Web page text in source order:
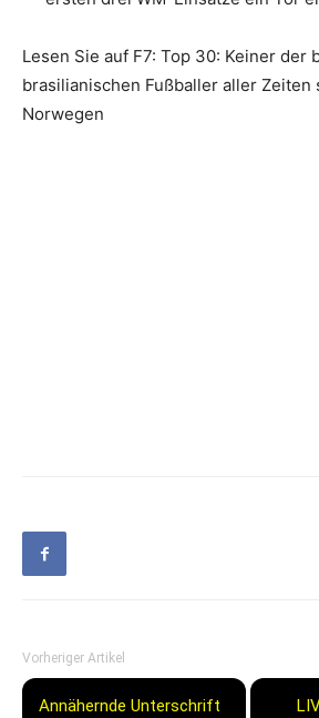
Lesen Sie auf F7: Top 30: Keiner der
brasilianischen Fußballer aller Zeiten
Norwegen
Vorheriger Artikel
Annähernde Unterschrift